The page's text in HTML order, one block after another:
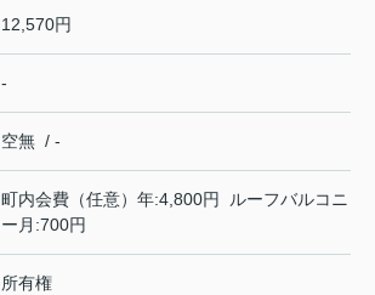
12,570円
-
空無 / -
町内会費（任意）年:4,800円 ルーフバルコニ
ー月:700円
所有権